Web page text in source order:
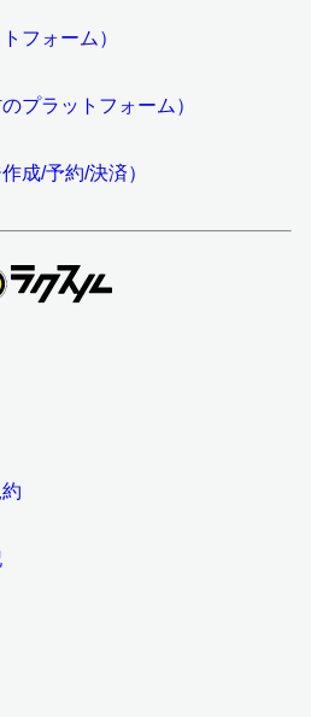
フォーム）
プラットフォーム）
成/予約/決済）